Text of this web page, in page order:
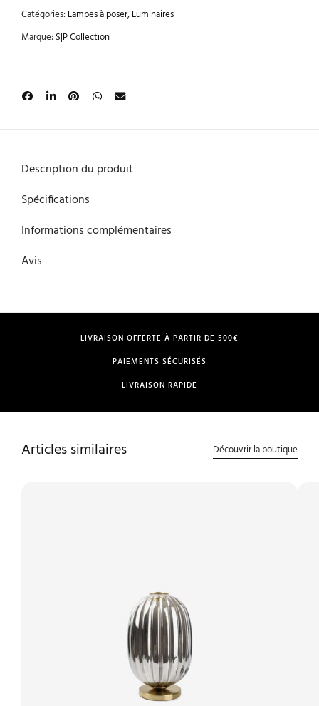
Catégories:Lampes à poser,Luminaires
Marque:S|P Collection
Description du produit
Spécifications
Informations complémentaires
Avis
LIVRAISON OFFERTE À PARTIR DE 500€
PAIEMENTS SÉCURISÉS
LIVRAISON RAPIDE
Articles similaires Découvrir la boutique